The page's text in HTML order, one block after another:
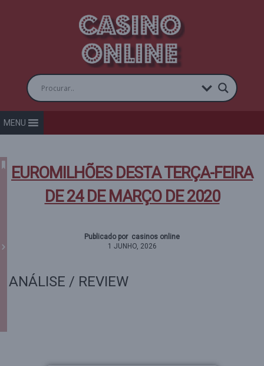
MENU
EUROMILHÕES DESTA TERÇA-FEIRA
DE 24 DE MARÇO DE 2020
Publicado por casinos online
1 JUNHO, 2026
ANÁLISE / REVIEW